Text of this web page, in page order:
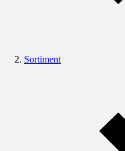
Sortiment